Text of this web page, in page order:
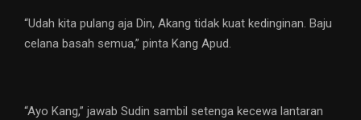
“Udah kita pulang aja Din, Akang tidak kuat kedinginan. Baju
celana basah semua,” pinta Kang Apud.
“Ayo Kang,” jawab Sudin sambil setenga kecewa lantaran